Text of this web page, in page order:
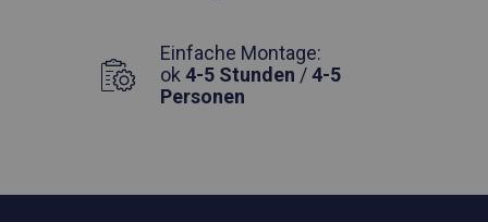
Einfache Montage:
ok 4-5 Stunden /4-5
Personen